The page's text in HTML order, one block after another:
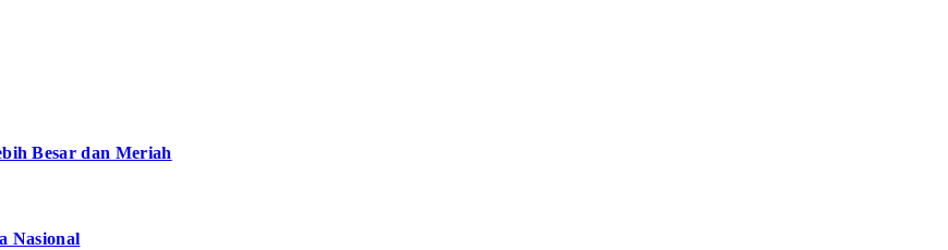
Besar dan Meriah
Nasional